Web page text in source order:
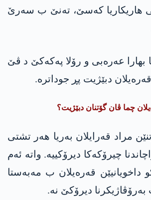
هاریکاریا کەسێ، تەنێ ب سەرێ
بھارا عەرەبی و رۆلا پەکەکێ د ڤێ
دبێژیت پڕ جوداترە.
چما ڤان گۆتنان دبێژیت؟
مراد قەرایلان بەریا ھەر تشتی
چیرۆکەکا دیرۆکییە. واتە ئەم
داخویانیێن قەرەیلان ب مەبەستا
دیرۆکێ نە.